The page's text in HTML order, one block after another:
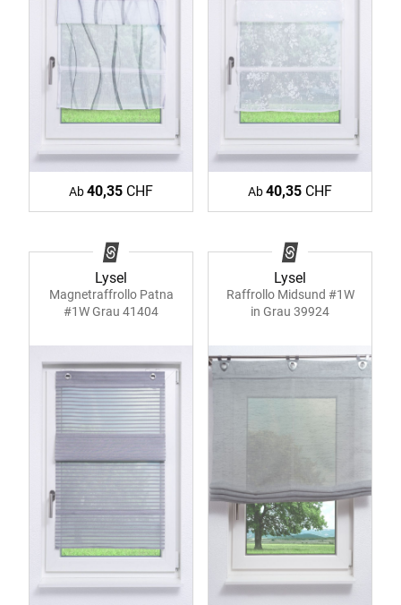
Ab40,35 CHF Ab40,35 CHF
Lysel
Magnetraffrollo Patna
#1W Grau 41404
Lysel
Raffrollo Midsund #1W
in Grau 39924